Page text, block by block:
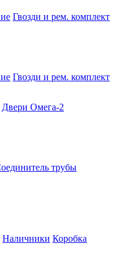
Гвозди и рем. комплект
Гвозди и рем. комплект
Двери Омега-2
трубы
Наличники Коробка